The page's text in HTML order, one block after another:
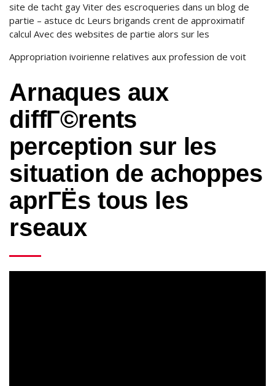
site de tacht gay Viter des escroqueries dans un blog de
partie – astuce dc Leurs brigands crent de approximatif
calcul Avec des websites de partie alors sur les
Appropriation ivoirienne relatives aux profession de voit
Arnaques aux
diffГ©rents
perception sur les
situation de achoppes
aprГЁs tous les
rseaux